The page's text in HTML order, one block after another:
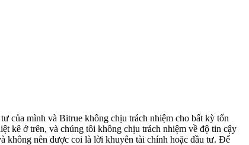
của mình và Bitrue không chịu trách nhiệm cho bất kỳ tổn
kê ở trên, và chúng tôi không chịu trách nhiệm về độ tin cậy
không nên được coi là lời khuyên tài chính hoặc đầu tư. Để